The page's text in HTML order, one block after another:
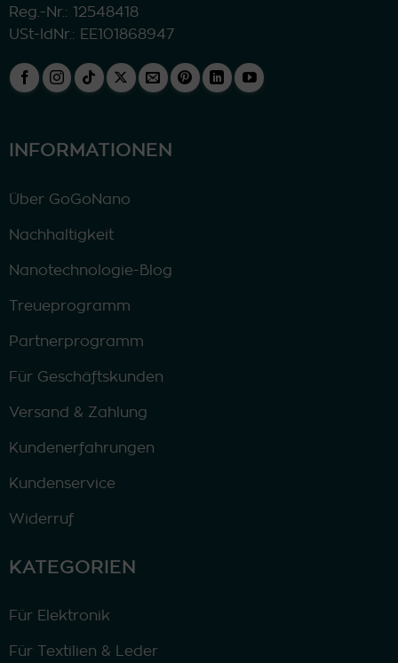
Reg.-Nr.: 12548418
USt-IdNr.: EE101868947
INFORMATIONEN
Über GoGoNano
Nachhaltigkeit
Nanotechnologie-Blog
Treueprogramm
Partnerprogramm
Für Geschäftskunden
Versand & Zahlung
Kundenerfahrungen
Kundenservice
Widerruf
KATEGORIEN
Für Elektronik
Für Textilien & Leder